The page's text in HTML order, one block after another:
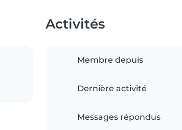
Activités
Membre depuis
Dernière activité
Messages répondus